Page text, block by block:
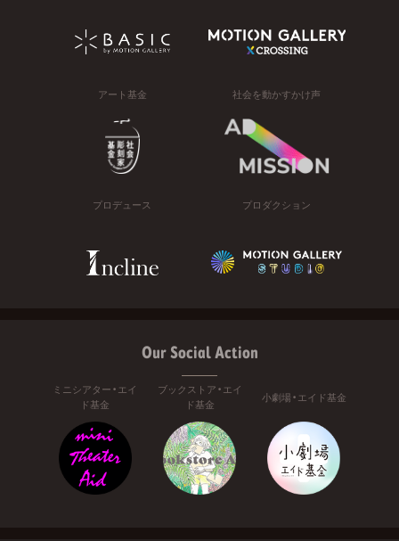
アート基金 社会を動かすかけ声
プロデュース プロダクション
Our Social Action
ミニシアター・エイ
ド基金
ブックストア・エイ
ド基金
小劇場・エイド基金